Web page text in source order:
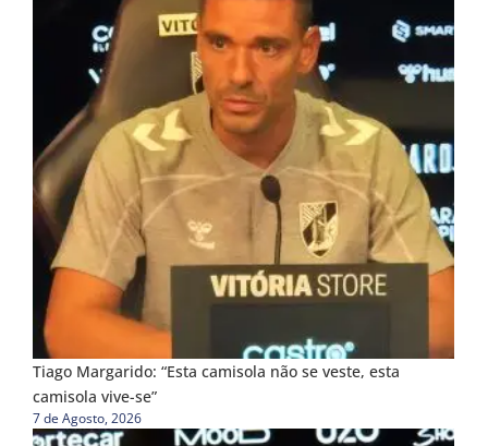
Tiago Margarido: “Esta camisola não se veste, esta
camisola vive-se”
7 de Agosto, 2026